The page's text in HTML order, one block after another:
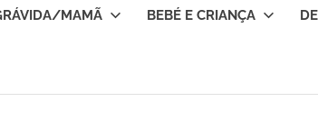
MAMÃ BEBÉ E CRIANÇA